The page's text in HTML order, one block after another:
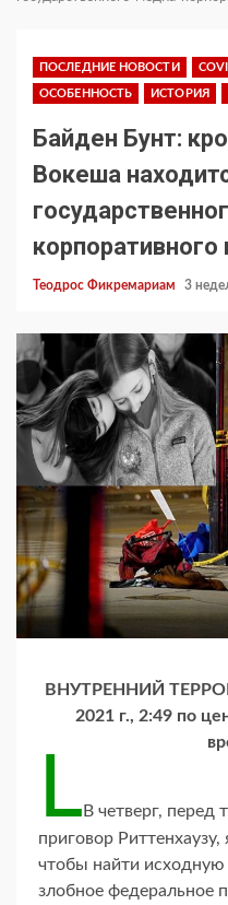
ПОСЛЕДНИЕ НОВОСТИ
ОСОБЕННОСТЬ ИСТОРИЯ
Байден Бунт:
Вокеша
Теодрос Фикремариам 3
ВНУТРЕННИЙ
2021 г., 2:49 по
L В четверг, перед
приговор
чтобы найти исходную
злобное федеральное